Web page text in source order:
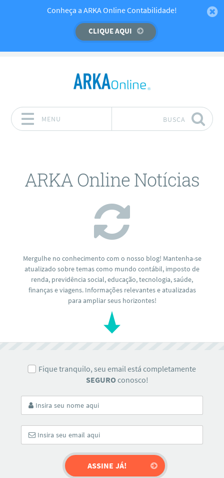
Temos um recado importante para você!
CLIQUE AQUI
Conheça a ARKA Online Contabilidade!
CLIQUE AQUI
MENU BUSCA
ARKA Online Notícias
Mergulhe no conhecimento com o nosso blog! Mantenha-se
atualizado sobre temas como mundo contábil, imposto de
renda, previdência social, educação, tecnologia, saúde,
finanças e viagens. Informações relevantes e atualizadas
para ampliar seus horizontes!
Fique tranquilo, seu email está completamente
SEGURO conosco!